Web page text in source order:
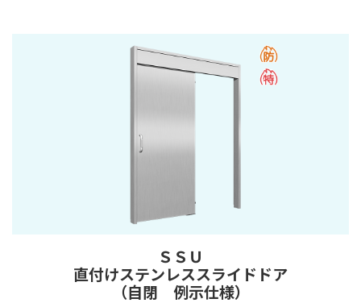
ＳＳＵ
直付けステンレススライドドア
（自閉 例示仕様）